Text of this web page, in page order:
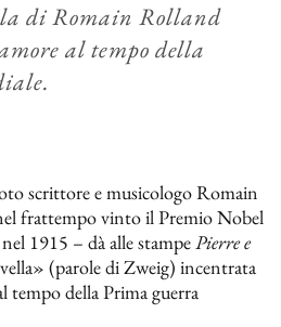
di Romain Rolland
al tempo della
scrittore e musicologo Romain
frattempo vinto il Premio Nobel
1915 – dà alle stampePierre e
(parole di Zweig) incentrata
tempo della Prima guerra